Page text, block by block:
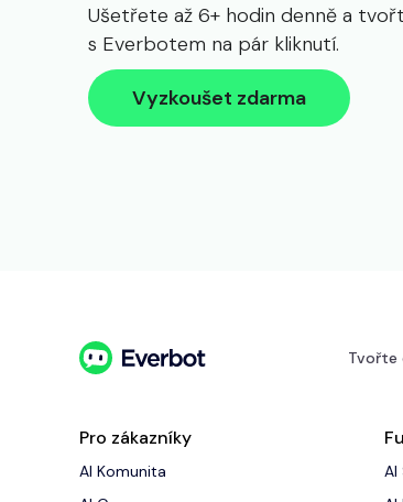
Ušetřete až 6+ hodin denně a
s Everbotem na pár kliknutí.
Vyzkoušet zdarma
Tvořte
Pro zákazníky
AI Komunita
AI